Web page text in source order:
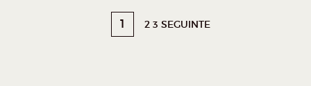
1 2 3 SEGUINTE